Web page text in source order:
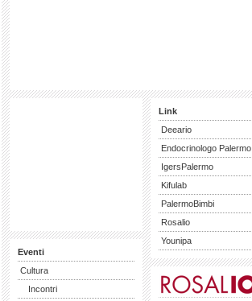
Eventi
Cultura
Incontri
Link
Deeario
Endocrinologo Palermo
IgersPalermo
Kifulab
PalermoBimbi
Rosalio
Younipa